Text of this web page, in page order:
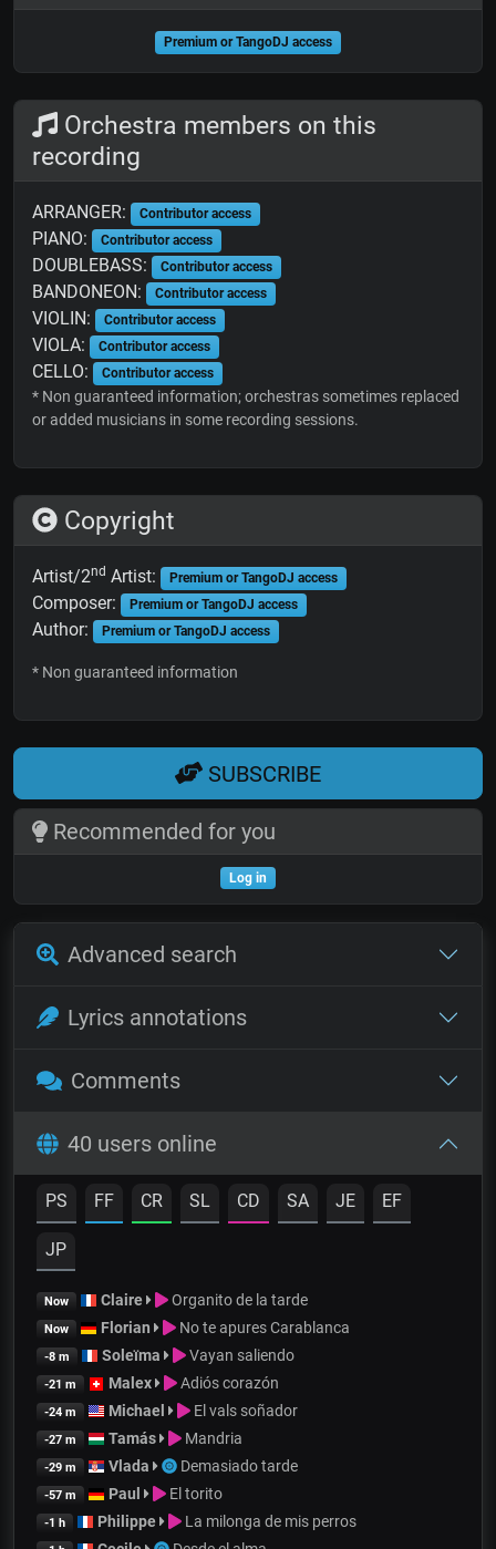
Premium or TangoDJ access
Orchestra members on this
recording
ARRANGER: Contributor access
PIANO: Contributor access
DOUBLEBASS: Contributor access
BANDONEON: Contributor access
VIOLIN: Contributor access
VIOLA: Contributor access
CELLO: Contributor access
* Non guaranteed information; orchestras sometimes replaced
or added musicians in some recording sessions.
Copyright
Artist/2nd Artist: Premium or TangoDJ access
Composer: Premium or TangoDJ access
Author: Premium or TangoDJ access
* Non guaranteed information
SUBSCRIBE
Recommended for you
Log in
Advanced search
Lyrics annotations
Comments
40 users online
PS FF CR SL CD SA JE EF
JP
Now Claire Organito de la tarde
Now Florian No te apures Carablanca
-8 m Soleïma Vayan saliendo
-21 m Malex Adiós corazón
-24 m Michael El vals soñador
-27 m Tamás Mandria
-29 m Vlada Demasiado tarde
-57 m Paul El torito
-1 h Philippe La milonga de mis perros